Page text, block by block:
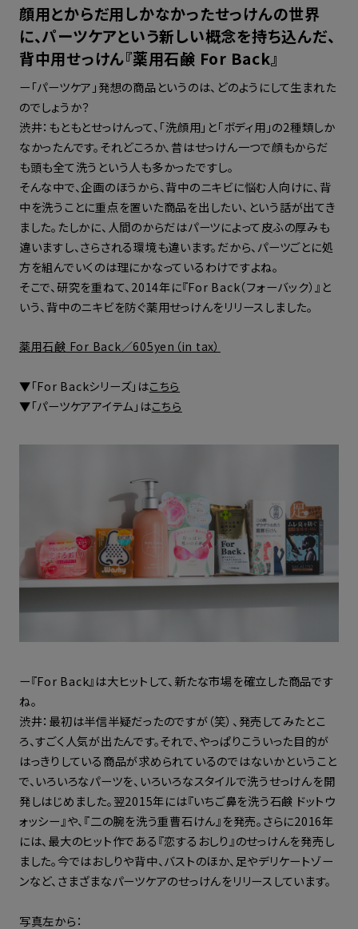
顔用とからだ用しかなかったせっけんの世界
に、パーツケアという新しい概念を持ち込んだ、
背中用せっけん『薬用石鹸 For Back』
ー「パーツケア」発想の商品というのは、どのようにして生まれた
のでしょうか？
渋井：もともとせっけんって、「洗顔用」と「ボディ用」の2種類しか
なかったんです。それどころか、昔はせっけん一つで顔もからだ
も頭も全て洗うという人も多かったですし。
そんな中で、企画のほうから、背中のニキビに悩む人向けに、背
中を洗うことに重点を置いた商品を出したい、という話が出てき
ました。たしかに、人間のからだはパーツによって皮ふの厚みも
違いますし、さらされる環境も違います。だから、パーツごとに処
方を組んでいくのは理にかなっているわけですよね。
そこで、研究を重ねて、2014年に『For Back（フォーバック）』と
いう、背中のニキビを防ぐ薬用せっけんをリリースしました。
薬用石鹸 For Back／605yen（in tax）
▼「For Backシリーズ」はこちら
▼「パーツケアアイテム」はこちら
ー『For Back』は大ヒットして、新たな市場を確立した商品です
ね。
渋井：最初は半信半疑だったのですが（笑）、発売してみたとこ
ろ、すごく人気が出たんです。それで、やっぱりこういった目的が
はっきりしている商品が求められているのではないかということ
で、いろいろなパーツを、いろいろなスタイルで洗うせっけんを開
発しはじめました。翌2015年には『いちご鼻を洗う石鹸 ドットウ
ォッシー』や、『二の腕を洗う重曹石けん』を発売。さらに2016年
には、最大のヒット作である『恋するおしり』のせっけんを発売し
ました。今ではおしりや背中、バストのほか、足やデリケートゾー
ンなど、さまざまなパーツケアのせっけんをリリースしています。
写真左から：